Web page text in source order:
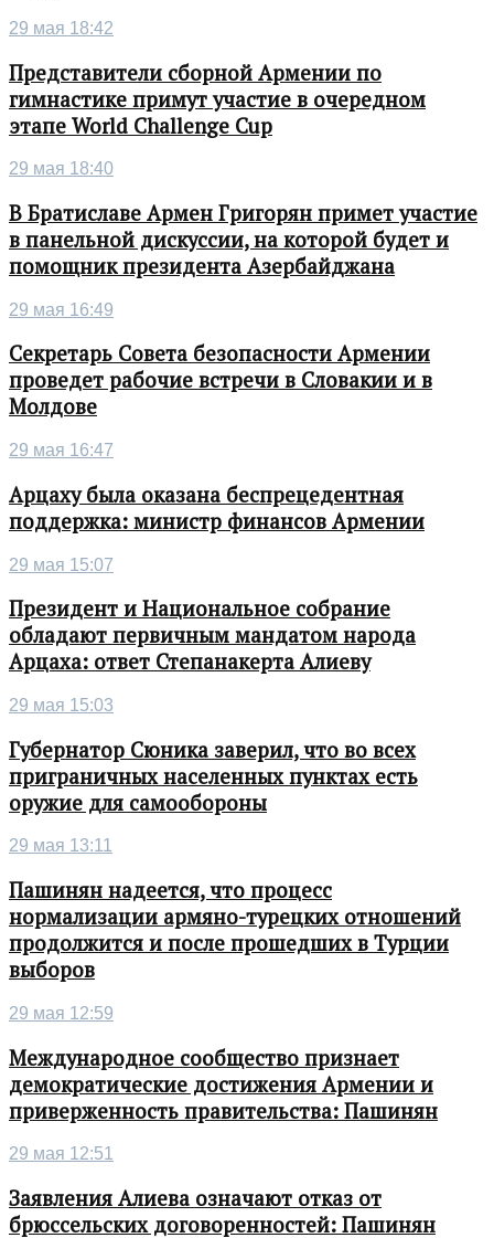
29 мая 18:42
Представители сборной Армении по
гимнастике примут участие в очередном
этапе World Challenge Cup
29 мая 18:40
В Братиславе Армен Григорян примет участие
в панельной дискуссии, на которой будет и
помощник президента Азербайджана
29 мая 16:49
Секретарь Совета безопасности Армении
проведет рабочие встречи в Словакии и в
Молдове
29 мая 16:47
Арцаху была оказана беспрецедентная
поддержка: министр финансов Армении
29 мая 15:07
Президент и Национальное собрание
обладают первичным мандатом народа
Арцаха: ответ Степанакерта Алиеву
29 мая 15:03
Губернатор Сюника заверил, что во всех
приграничных населенных пунктах есть
оружие для самообороны
29 мая 13:11
Пашинян надеется, что процесс
нормализации армяно-турецких отношений
продолжится и после прошедших в Турции
выборов
29 мая 12:59
Международное сообщество признает
демократические достижения Армении и
приверженность правительства: Пашинян
29 мая 12:51
Заявления Алиева означают отказ от
брюссельских договоренностей: Пашинян